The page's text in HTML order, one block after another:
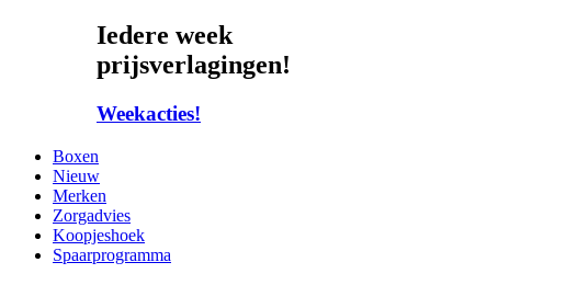
Iedere week
prijsverlagingen!
Weekacties!
Boxen
Nieuw
Merken
Zorgadvies
Koopjeshoek
Spaarprogramma